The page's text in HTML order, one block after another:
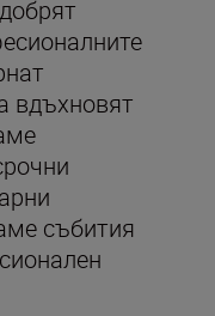
вдъхновят
събития